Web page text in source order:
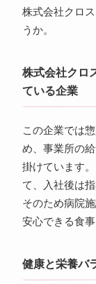
株式会社クロ
うか。
株式会社クロ
ている企業
この企業では
め、事業所の
掛けています
て、入社後は
そのため病院
安心できる食
健康と栄養バ